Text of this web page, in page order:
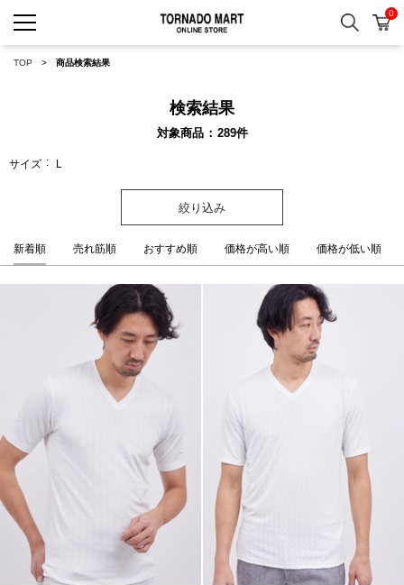
検索 カ
0
TOP 商品検索結果
検索結果
対象商品 289件
サイズ L
絞り込み
新着順 売れ筋順 おすすめ順 価格が高い順 価格が低い順